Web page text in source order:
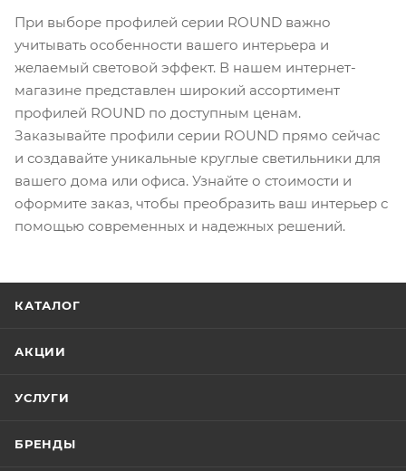
При выборе профилей серии ROUND важно
учитывать особенности вашего интерьера и
желаемый световой эффект. В нашем интернет-
магазине представлен широкий ассортимент
профилей ROUND по доступным ценам.
Заказывайте профили серии ROUND прямо сейчас
и создавайте уникальные круглые светильники для
вашего дома или офиса. Узнайте о стоимости и
оформите заказ, чтобы преобразить ваш интерьер с
помощью современных и надежных решений.
КАТАЛОГ
АКЦИИ
УСЛУГИ
БРЕНДЫ